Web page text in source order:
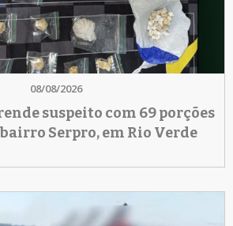
08/08/2026
suspeito com 69 porções
Serpro, em Rio Verde